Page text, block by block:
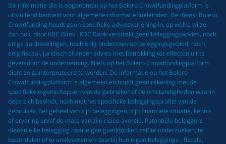
De informatie die is opgenomen op het Bolero Crowdfundingplatform is
uitsluitend bedoeld voor algemene informatiedoeleinden. De dienst Bolero
Crowdfunding houdt geen specifieke adviesverlening in, op welke wijze
dan ook, door KBC Bank . KBC Bank verstrekt geen beleggingsadvies, noch
enige aanbevelingen, noch enig onderzoek op beleggingsgebied, noch
enig fiscaal, juridisch of ander advies met betrekking tot effecten uit te
geven door de onderneming. Niets op het Bolero Crowdfundingplatform
dient zo geïnterpreteerd te worden. De informatie op het Bolero
Crowdfundingplatform is algemeen en houdt geen rekening met de
specifieke eigenschappen van de gebruiker of de omstandigheden waarin
deze zich bevindt, noch met het specifieke beleggingsprofiel van de
gebruiker, het geheel van zijn beleggingen, zijn financiële situatie, kennis
of ervaring en/of de mate van zijn risico-aversie. Potentiële beleggers
dienen elke belegging naar eigen goeddunken zelf te onderzoeken, te
beoordelen of te analyseren en daarbij hun eigen beleggings-, fiscale,